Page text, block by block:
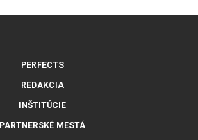
PERFECTS
REDAKCIA
INŠTITÚCIE
PARTNERSKÉ MESTÁ